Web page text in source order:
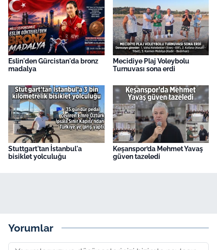
Eslin'den Gürcistan'da bronz
madalya
Mecidiye Plaj Voleybolu
Turnuvası sona erdi
Stuttgart'tan İstanbul'a
bisiklet yolculuğu
Keşanspor’da Mehmet Yavaş
güven tazeledi
Yorumlar